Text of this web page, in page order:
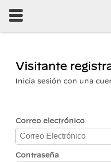
Visitante
Inicia sesión con una
Correo electrónico
Contraseña